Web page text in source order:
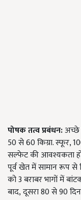
पोषक तत्व प्रबंधन:अच्छे
50 से 60 किग्रा. स्फूर,
सल्फेट की आवश्यकता
पूर्व खेत में सामान रूप से
को 3 बराबर भागों में
बाद, दूसरा 80 से 90